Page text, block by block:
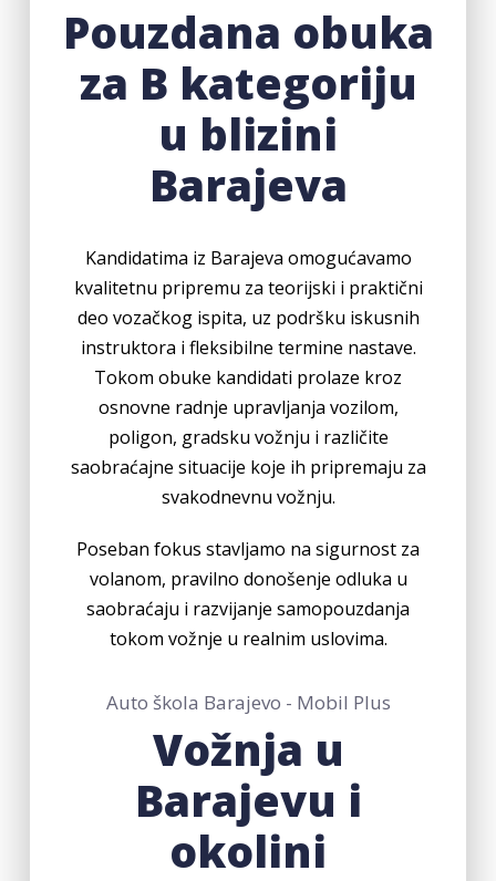
Pouzdana obuka
za B kategoriju
u blizini
Barajeva
Kandidatima iz Barajeva omogućavamo
kvalitetnu pripremu za teorijski i praktični
deo vozačkog ispita, uz podršku iskusnih
instruktora i fleksibilne termine nastave.
Tokom obuke kandidati prolaze kroz
osnovne radnje upravljanja vozilom,
poligon, gradsku vožnju i različite
saobraćajne situacije koje ih pripremaju za
svakodnevnu vožnju.
Poseban fokus stavljamo na sigurnost za
volanom, pravilno donošenje odluka u
saobraćaju i razvijanje samopouzdanja
tokom vožnje u realnim uslovima.
Auto škola Barajevo - Mobil Plus
Vožnja u
Barajevu i
okolini